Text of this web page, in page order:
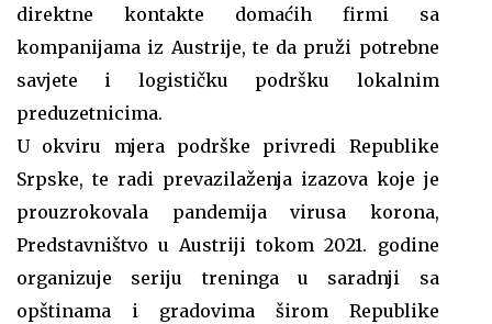
direktne kontakte domaćih firmi sa
kompanijama iz Austrije, te da pruži potrebne
savjete i logističku podršku lokalnim
preduzetnicima.
U okviru mjera podrške privredi Republike
Srpske, te radi prevazilaženja izazova koje je
prouzrokovala pandemija virusa korona,
Predstavništvo u Austriji tokom 2021. godine
organizuje seriju treninga u saradnji sa
opštinama i gradovima širom Republike